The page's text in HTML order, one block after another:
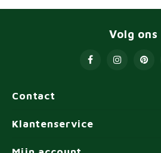
Contact
Volg ons
Klantenservice